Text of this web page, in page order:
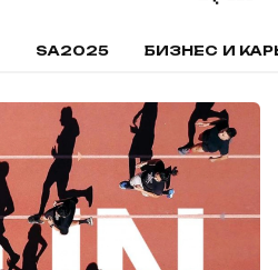
SA2025 БИЗНЕС И